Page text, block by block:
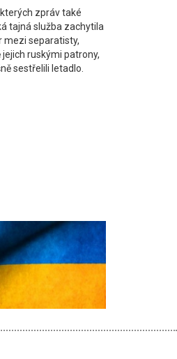
zpráv také
tajná služba zachytila
mezi separatisty,
jejich ruskými patrony,
sestřelili letadlo.